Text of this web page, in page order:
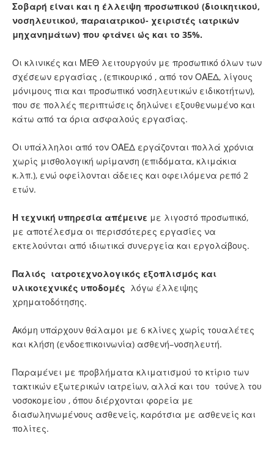
Σοβαρή είναι και η έλλειψη προσωπικού (διοικητικού,
νοσηλευτικού, παραιατρικού- χειριστές ιατρικών
μηχανημάτων) που φτάνει ώς και το 35%.
Οι κλινικές και ΜΕΘ λειτουργούν με προσωπικό όλων των
σχέσεων εργασίας , (επικουρικό , από τον ΟΑΕΔ, λίγους
μόνιμους πια και προσωπικό νοσηλευτικών ειδικοτήτων),
που σε πολλές περιπτώσεις δηλώνει εξουθενωμένο και
κάτω από τα όρια ασφαλούς εργασίας.
Οι υπάλληλοι από τον ΟΑΕΔ εργάζονται πολλά χρόνια
χωρίς μισθολογική ωρίμανση (επιδόματα, κλιμάκια
κ.λπ.), ενώ οφείλονται άδειες και οφειλόμενα ρεπό 2
ετών.
Η τεχνική υπηρεσία απέμεινε με λιγοστό προσωπικό,
με αποτέλεσμα οι περισσότερες εργασίες να
εκτελούνται από ιδιωτικά συνεργεία και εργολάβους.
Παλιός ιατροτεχνολογικός εξοπλισμός και
υλικοτεχνικές υποδομές λόγω έλλειψης
χρηματοδότησης.
Ακόμη υπάρχουν θάλαμοι με 6 κλίνες χωρίς τουαλέτες
και κλήση (ενδοεπικοινωνία) ασθενή–νοσηλευτή.
Παραμένει με προβλήματα κλιματισμού το κτίριο των
τακτικών εξωτερικών ιατρείων, αλλά και του τούνελ του
νοσοκομείου , όπου διέρχονται φορεία με
διασωληνωμένους ασθενείς, καρότσια με ασθενείς και
πολίτες.